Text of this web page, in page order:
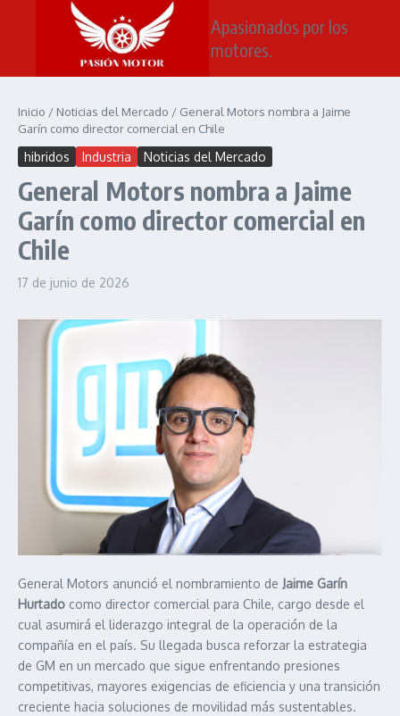
Saltar al contenido
Apasionados por los
motores.
Inicio / Noticias del Mercado / General Motors nombra a Jaime
Garín como director comercial en Chile
hibridos Industria Noticias del Mercado
General Motors nombra a Jaime
Garín como director comercial en
Chile
17 de junio de 2026
General Motors anunció el nombramiento de Jaime Garín
Hurtado como director comercial para Chile, cargo desde el
cual asumirá el liderazgo integral de la operación de la
compañía en el país. Su llegada busca reforzar la estrategia
de GM en un mercado que sigue enfrentando presiones
competitivas, mayores exigencias de eficiencia y una transición
creciente hacia soluciones de movilidad más sustentables.